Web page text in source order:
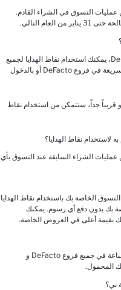
عمليات التسوق في الشراء القادم.
التالي.
بعد استكمال عضويتك في DeFacto Gift Club، يمكنك استخدام نقاط الهدايا لجميع
مشترياتك عن طريق مسح رمز الاستجابة السريعة في فروع DeFacto أو بالدخول
جداً، ستتمكن من استخدام نقاط
لاستخدام نقاط الهدايا؟
عمليات الشراء السابقة عند التسوق بأي
الخاصة بك باستخدام نقاط الهدايا
بك بدون دفع أي رسوم. يمكنك
بك بقيمة أعلى في العروض الخاصة.
تصلح نقاط الهدايا التي تكسبها للمنتجات المباعة في جميع فروع DeFacto و
بي؟